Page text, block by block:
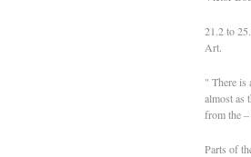
21.2 to
Art.
" There is
almost as
from the
Parts of